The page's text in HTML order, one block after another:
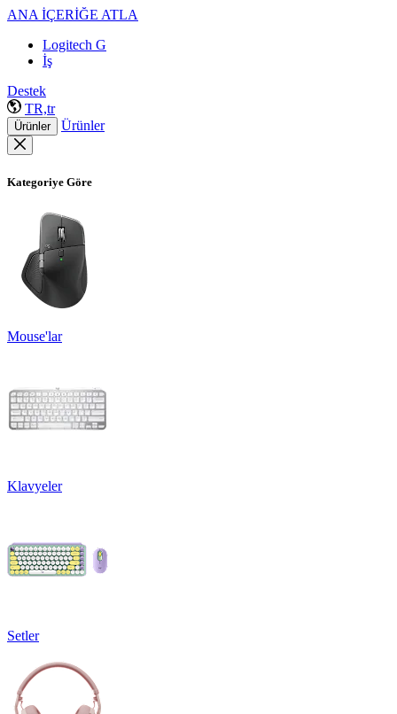
ANA İÇERİĞE ATLA
Logitech G
İş
Destek
TR,tr
Ürünler Ürünler
Kategoriye Göre
Mouse'lar
Klavyeler
Setler